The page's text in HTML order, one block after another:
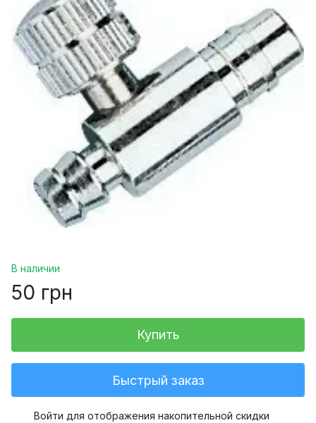
В наличии
50 грн
Купить
Быстрый заказ
Войти для отображения накопительной скидки